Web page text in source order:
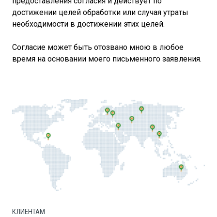
достижении целей обработки или случая утраты
необходимости в достижении этих целей.
Согласие может быть отозвано мною в любое
время на основании моего письменного заявления.
КЛИЕНТАМ